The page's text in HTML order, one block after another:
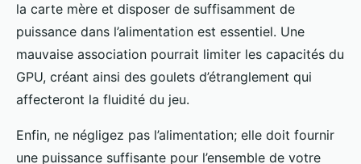
la carte mère et disposer de suffisamment de
puissance dans l’alimentation est essentiel. Une
mauvaise association pourrait limiter les capacités du
GPU, créant ainsi des goulets d’étranglement qui
affecteront la fluidité du jeu.
Enfin, ne négligez pas l’alimentation; elle doit fournir
une puissance suffisante pour l’ensemble de votre